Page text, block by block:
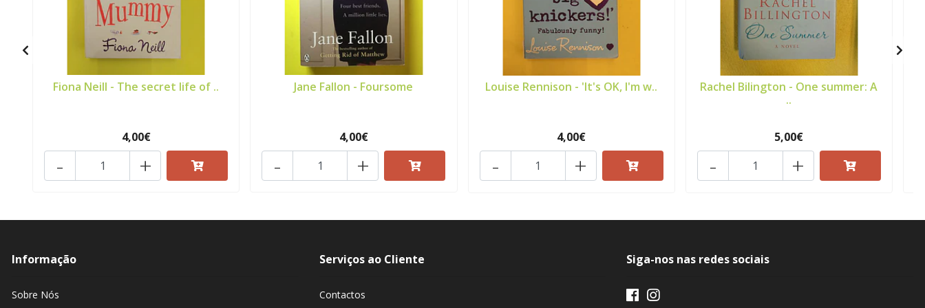
Fiona Neill - The secret life of ..
4,00€
+
-
Jane Fallon - Foursome
4,00€
+
-
Louise Rennison - 'It's OK, I'm w..
4,00€
+
-
Rachel Bilington - One summer: A
..
5,00€
+
-
Informação
Sobre Nós
Serviços ao Cliente
Contactos
Siga-nos nas redes sociais